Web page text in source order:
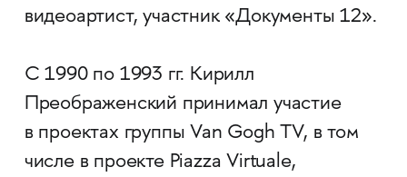
видеоартист, участник «Документы 12».
С 1990 по 1993 гг. Кирилл
Преображенский принимал участие
в проектах группы Van Gogh TV, в том
числе в проекте Piazza Virtuale,